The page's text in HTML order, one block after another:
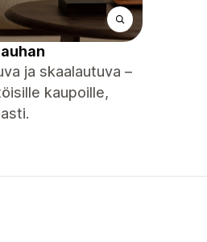
ja skaalautuva –
kaupoille,